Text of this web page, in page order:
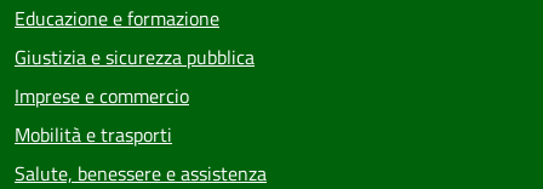
Educazione e formazione
Giustizia e sicurezza pubblica
Imprese e commercio
Mobilità e trasporti
Salute, benessere e assistenza